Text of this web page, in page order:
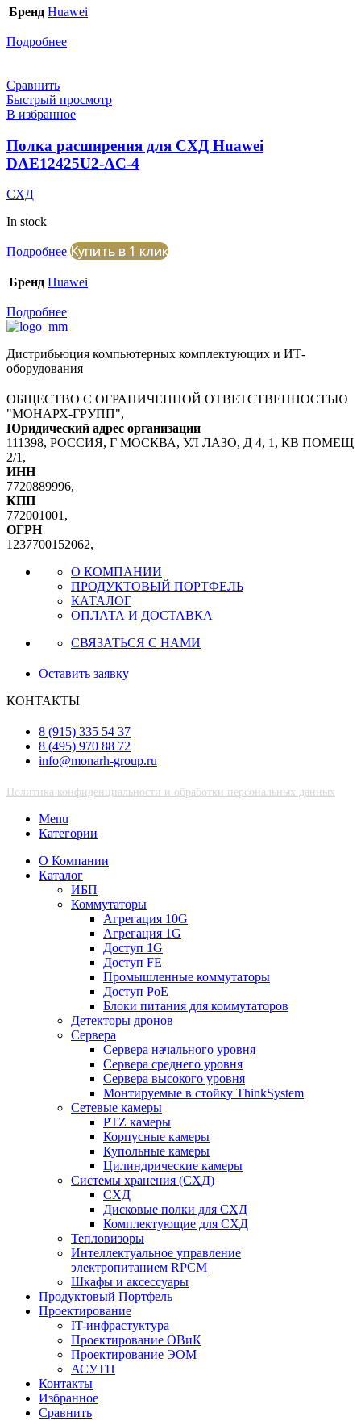
Бренд Huawei
Подробнее
Сравнить
Быстрый просмотр
В избранное
Полка расширения для СХД Huawei
DAE12425U2-AC-4
СХД
In stock
Подробнее Купить в 1 клик
Бренд Huawei
Подробнее
Дистрибьюция компьютерных комплектующих и ИТ-
оборудования
ОБЩЕСТВО С ОГРАНИЧЕННОЙ ОТВЕТСТВЕННОСТЬЮ
"МОНАРХ-ГРУПП",
Юридический адрес организации
111398, РОССИЯ, Г МОСКВА, УЛ ЛАЗО, Д 4, 1, КВ ПОМЕЩ
2/1,
ИНН
7720889996,
КПП
772001001,
ОГРН
1237700152062,
О КОМПАНИИ
ПРОДУКТОВЫЙ ПОРТФЕЛЬ
КАТАЛОГ
ОПЛАТА И ДОСТАВКА
СВЯЗАТЬСЯ С НАМИ
Оставить заявку
КОНТАКТЫ
8 (915) 335 54 37
8 (495) 970 88 72
info@monarh-group.ru
Политика конфиденциальности и обработки персональных данных
Menu
Категории
О Компании
Каталог
ИБП
Коммутаторы
Агрегация 10G
Агрегация 1G
Доступ 1G
Доступ FE
Промышленные коммутаторы
Доступ PoE
Блоки питания для коммутаторов
Детекторы дронов
Сервера
Сервера начального уровня
Сервера среднего уровня
Сервера высокого уровня
Монтируемые в стойку ThinkSystem
Сетевые камеры
PTZ камеры
Корпусные камеры
Купольные камеры
Цилиндрические камеры
Системы хранения (СХД)
СХД
Дисковые полки для СХД
Комплектующие для СХД
Тепловизоры
Интеллектуальное управление
электропитанием RPCM
Шкафы и аксессуары
Продуктовый Портфель
Проектирование
IT-инфрастуктура
Проектирование ОВиК
Проектирование ЭОМ
АСУТП
Контакты
Избранное
Сравнить